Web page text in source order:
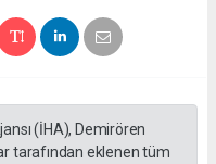
(İHA), Demirören
tarafından eklenen tüm